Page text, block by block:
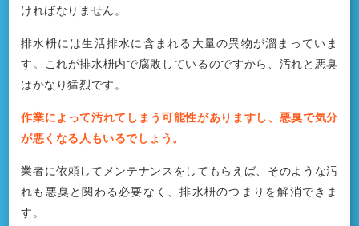
ければなりません。
排水枡には生活排水に含まれる大量の異物が溜まっていま
す。これが排水枡内で腐敗しているのですから、汚れと悪臭
はかなり猛烈です。
作業によって汚れてしまう可能性がありますし、悪臭で気分
が悪くなる人もいるでしょう。
業者に依頼してメンテナンスをしてもらえば、そのような汚
れも悪臭と関わる必要なく、排水枡のつまりを解消できま
す。